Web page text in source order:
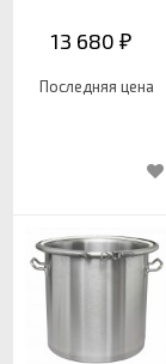
13 680 ₽
Последняя цена